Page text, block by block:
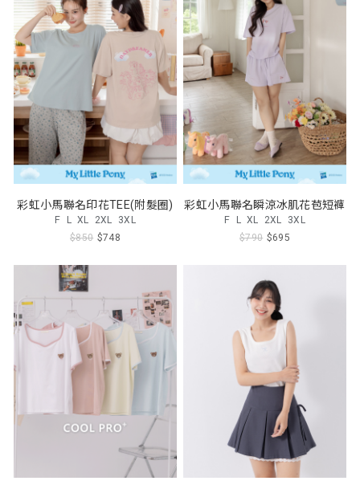
彩虹小馬聯名印花TEE(附髮圈)
F L XL 2XL 3XL
$850 $748
彩虹小馬聯名瞬涼冰肌花苞短褲
F L XL 2XL 3XL
$790 $695